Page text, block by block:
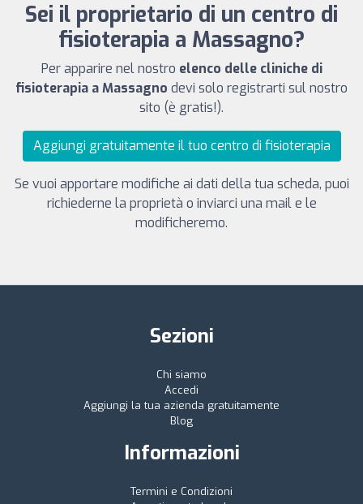
Sei il proprietario di un centro di
fisioterapia a Massagno?
Per apparire nel nostro elenco delle cliniche di
fisioterapia a Massagno devi solo registrarti sul nostro
sito (è gratis!).
Aggiungi gratuitamente il tuo centro di fisioterapia
Se vuoi apportare modifiche ai dati della tua scheda, puoi
richiederne la proprietà o inviarci una mail e le
modificheremo.
Sezioni
Chi siamo
Accedi
Aggiungi la tua azienda gratuitamente
Blog
Informazioni
Termini e Condizioni